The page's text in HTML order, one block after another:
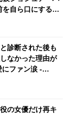
を自ら口にする！
ドリゴとの三角
- tvgroove
診断された後も
なかった理由が
ファン涙 -
の女優だけ再キ